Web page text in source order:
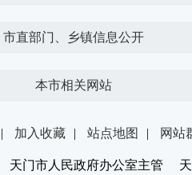
市直部门、乡镇信息公开
本市相关网站
| 加入收藏 | 站点地图 | 网站
天门市人民政府办公室主管 天